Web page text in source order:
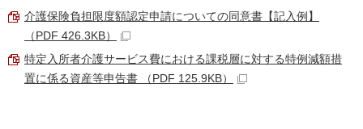
介護保険負担限度額認定申請についての同意書【記入例】
（PDF 426.3KB）
特定入所者介護サービス費における課税層に対する特例減額措
置に係る資産等申告書 （PDF 125.9KB）